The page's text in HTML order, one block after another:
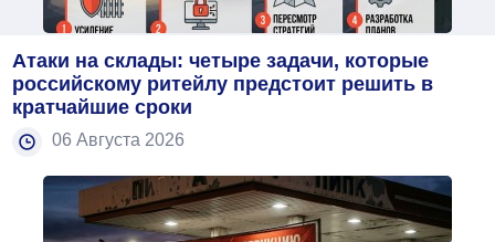
06 Августа 2026
Атаки на склады: четыре задачи, которые
российскому ритейлу предстоит решить в
кратчайшие сроки